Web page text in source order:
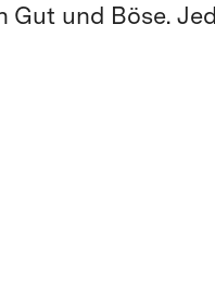
Gut und Böse.